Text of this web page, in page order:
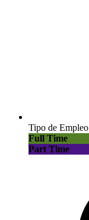
Tipo de Empleo
Full Time
Part Time